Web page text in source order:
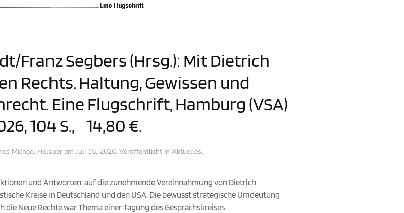
Franz Segbers (Hrsg.): Mit Dietrich
Rechts. Haltung, Gewissen und
Eine Flugschrift, Hamburg (VSA)
104 S., 14,80 €.
Michael Helsper am Juli 15, 2026. Veröffentlicht in Aktuelles.
und Antworten auf die zunehmende Vereinnahmung von Dietrich
Kreise in Deutschland und den USA. Die bewusst strategische Umdeutung
Neue Rechte war Thema einer Tagung des Gesprächskreises